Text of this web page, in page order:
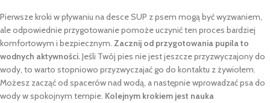
Pierwsze kroki w pływaniu na desce SUP z psem mogą być wyzwaniem,
ale odpowiednie przygotowanie pomoże uczynić ten proces bardziej
komfortowym i bezpiecznym. Zacznij od przygotowania pupila to
wodnych aktywności.Jeśli Twój pies nie jest jeszcze przyzwyczajony do
wody, to warto stopniowo przyzwyczajać go do kontaktu z żywiołem.
Możesz zacząć od spacerów nad wodą, a następnie wprowadzać psa do
wody w spokojnym tempie. Kolejnym krokiem jest nauka